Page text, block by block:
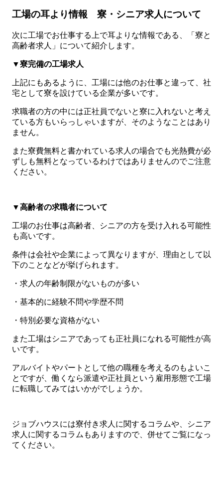
工場の耳より情報 寮・シニア求人について
次に工場でお仕事する上で耳よりな情報である、「寮と
高齢者求人」について紹介します。
▼寮完備の工場求人
上記にもあるように、工場には他のお仕事と違って、社
宅として寮を設けている企業が多いです。
求職者の方の中には正社員でないと寮に入れないと考え
ている方もいらっしゃいますが、そのようなことはあり
ません。
また寮費無料と書かれている求人の場合でも光熱費が必
ずしも無料となっているわけではありませんのでご注意
ください。
▼高齢者の求職者について
工場のお仕事は高齢者、シニアの方を受け入れる可能性
も高いです。
条件は会社や企業によって異なりますが、理由として以
下のことなどが挙げられます。
・求人の年齢制限がないものが多い
・基本的に経験不問や学歴不問
・特別必要な資格がない
また工場はシニアであっても正社員になれる可能性が高
いです。
アルバイトやパートとして他の職種を考えるのもよいこ
とですが、働くなら派遣や正社員という雇用形態で工場
に転職してみてはいかがでしょうか。
ジョブハウスには寮付き求人に関するコラムや、シニア
求人に関するコラムもありますので、併せてご覧になっ
てください。